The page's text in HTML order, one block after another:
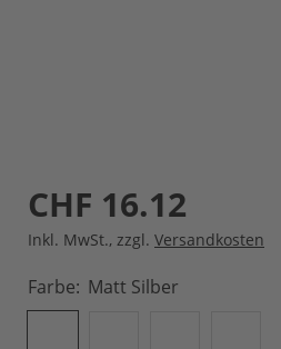
CHF 16.12
Inkl. MwSt., zzgl. Versandkosten
Farbe Matt Silber